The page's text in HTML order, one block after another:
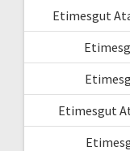
Etimesgut
Etimesgut